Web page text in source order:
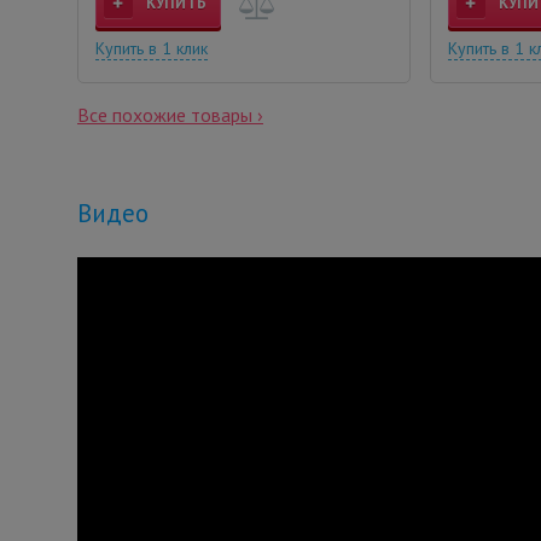
Купить в 1 клик Купить в 1
Все похожие товары ›
Видео